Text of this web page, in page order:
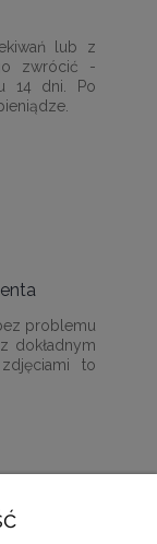
lub z
zwrócić -
14 dni. Po
problemu
dokładnym
to